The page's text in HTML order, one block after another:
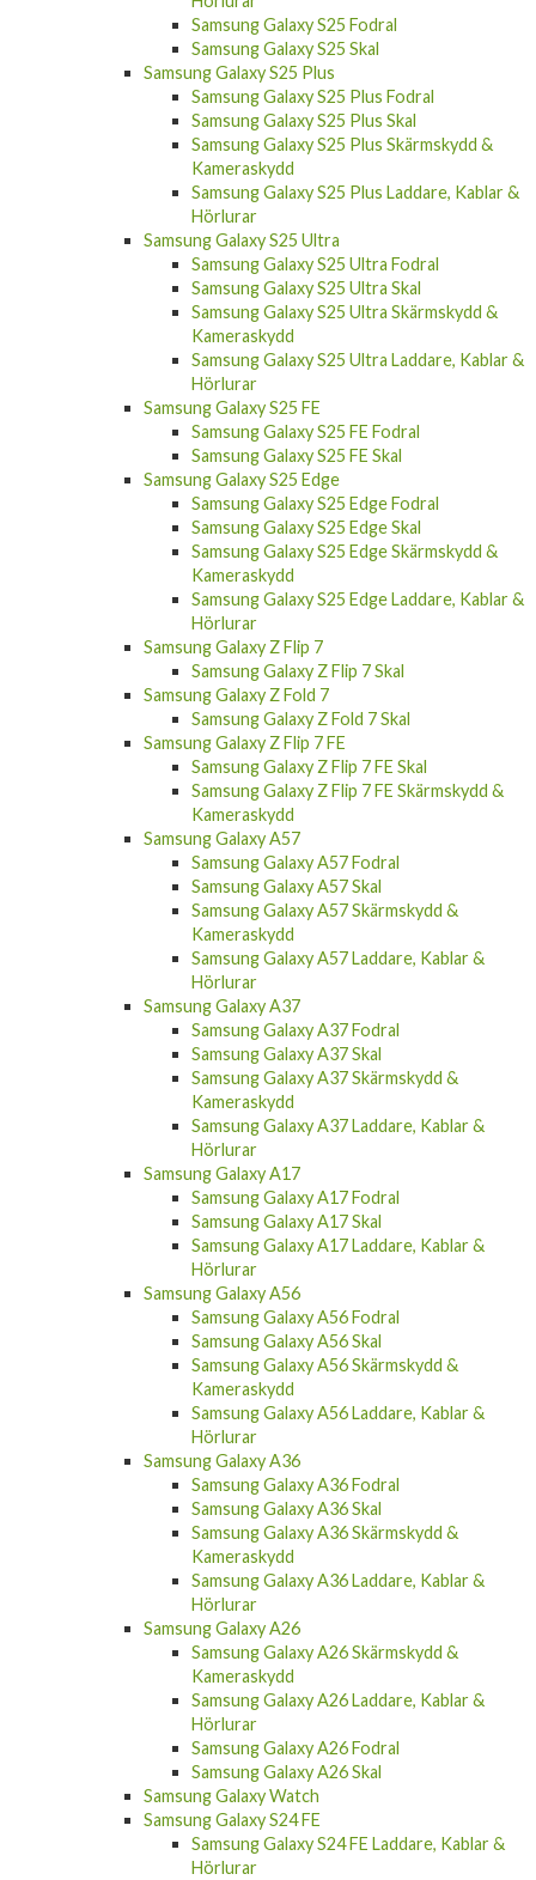
Samsung Galaxy S25 Fodral
Samsung Galaxy S25 Skal
Samsung Galaxy S25 Plus
Samsung Galaxy S25 Plus Fodral
Samsung Galaxy S25 Plus Skal
Samsung Galaxy S25 Plus Skärmskydd &
Kameraskydd
Samsung Galaxy S25 Plus Laddare, Kablar &
Hörlurar
Samsung Galaxy S25 Ultra
Samsung Galaxy S25 Ultra Fodral
Samsung Galaxy S25 Ultra Skal
Samsung Galaxy S25 Ultra Skärmskydd &
Kameraskydd
Samsung Galaxy S25 Ultra Laddare, Kablar &
Hörlurar
Samsung Galaxy S25 FE
Samsung Galaxy S25 FE Fodral
Samsung Galaxy S25 FE Skal
Samsung Galaxy S25 Edge
Samsung Galaxy S25 Edge Fodral
Samsung Galaxy S25 Edge Skal
Samsung Galaxy S25 Edge Skärmskydd &
Kameraskydd
Samsung Galaxy S25 Edge Laddare, Kablar &
Hörlurar
Samsung Galaxy Z Flip 7
Samsung Galaxy Z Flip 7 Skal
Samsung Galaxy Z Fold 7
Samsung Galaxy Z Fold 7 Skal
Samsung Galaxy Z Flip 7 FE
Samsung Galaxy Z Flip 7 FE Skal
Samsung Galaxy Z Flip 7 FE Skärmskydd &
Kameraskydd
Samsung Galaxy A57
Samsung Galaxy A57 Fodral
Samsung Galaxy A57 Skal
Samsung Galaxy A57 Skärmskydd &
Kameraskydd
Samsung Galaxy A57 Laddare, Kablar &
Hörlurar
Samsung Galaxy A37
Samsung Galaxy A37 Fodral
Samsung Galaxy A37 Skal
Samsung Galaxy A37 Skärmskydd &
Kameraskydd
Samsung Galaxy A37 Laddare, Kablar &
Hörlurar
Samsung Galaxy A17
Samsung Galaxy A17 Fodral
Samsung Galaxy A17 Skal
Samsung Galaxy A17 Laddare, Kablar &
Hörlurar
Samsung Galaxy A56
Samsung Galaxy A56 Fodral
Samsung Galaxy A56 Skal
Samsung Galaxy A56 Skärmskydd &
Kameraskydd
Samsung Galaxy A56 Laddare, Kablar &
Hörlurar
Samsung Galaxy A36
Samsung Galaxy A36 Fodral
Samsung Galaxy A36 Skal
Samsung Galaxy A36 Skärmskydd &
Kameraskydd
Samsung Galaxy A36 Laddare, Kablar &
Hörlurar
Samsung Galaxy A26
Samsung Galaxy A26 Skärmskydd &
Kameraskydd
Samsung Galaxy A26 Laddare, Kablar &
Hörlurar
Samsung Galaxy A26 Fodral
Samsung Galaxy A26 Skal
Samsung Galaxy Watch
Samsung Galaxy S24 FE
Samsung Galaxy S24 FE Laddare, Kablar &
Hörlurar